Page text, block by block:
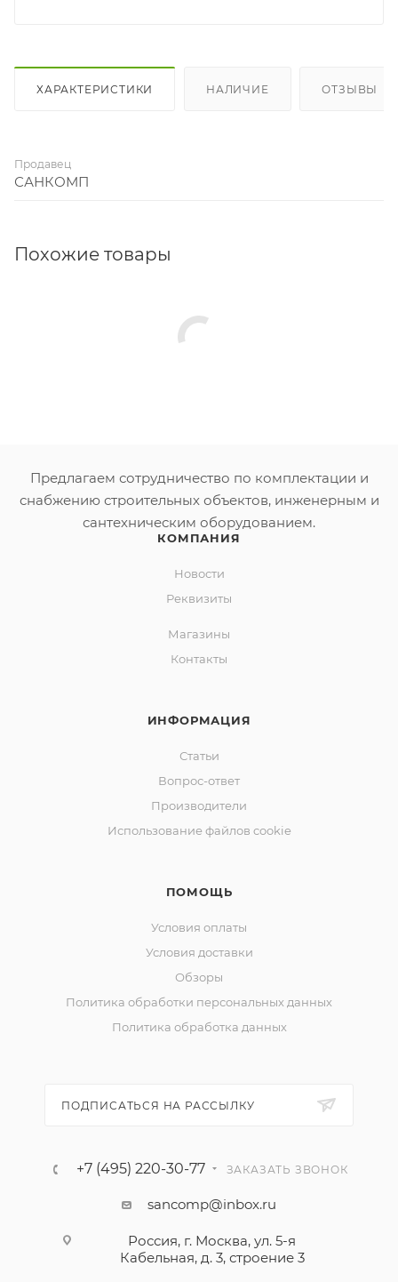
ХАРАКТЕРИСТИКИ НАЛИЧИЕ ОТЗЫВЫ
Продавец
САНКОМП
Похожие товары
Предлагаем сотрудничество по комплектации и
снабжению строительных объектов, инженерным и
сантехническим оборудованием.
КОМПАНИЯ
Новости
Реквизиты
Магазины
Контакты
ИНФОРМАЦИЯ
Статьи
Вопрос-ответ
Производители
Использование файлов cookie
ПОМОЩЬ
Условия оплаты
Условия доставки
Обзоры
Политика обработки персональных данных
Политика обработка данных
ПОДПИСАТЬСЯ НА РАССЫЛКУ
+7 (495) 220-30-77 ЗАКАЗАТЬ ЗВОНОК
sancomp@inbox.ru
Россия, г. Москва, ул. 5-я
Кабельная, д. 3, строение 3